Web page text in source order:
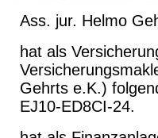
Ass. jur. Helmo
hat als
Gehrts e.K.)
EJ10-ED8CI-24.